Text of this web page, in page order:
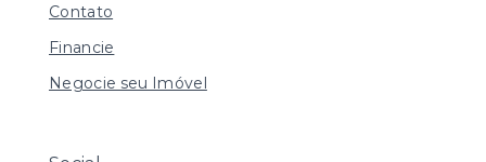
Contato
Financie
Negocie seu Imóvel